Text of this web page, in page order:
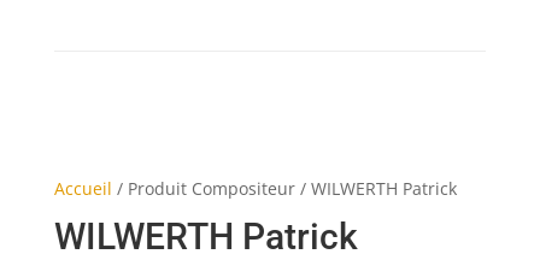
Accueil / Produit Compositeur/ WILWERTH Patrick
WILWERTH Patrick